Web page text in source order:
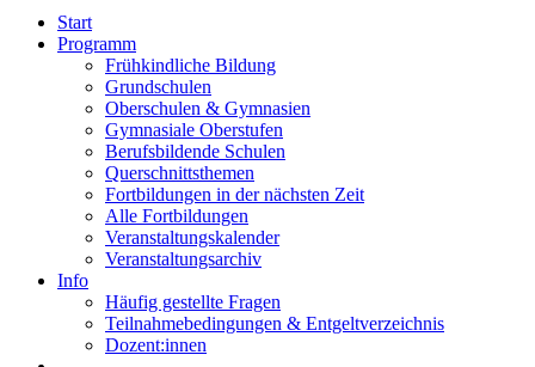
Start
Programm
Frühkindliche Bildung
Grundschulen
Oberschulen & Gymnasien
Gymnasiale Oberstufen
Berufsbildende Schulen
Querschnittsthemen
Fortbildungen in der nächsten Zeit
Alle Fortbildungen
Veranstaltungskalender
Veranstaltungsarchiv
Info
Häufig gestellte Fragen
Teilnahmebedingungen & Entgeltverzeichnis
Dozent:innen